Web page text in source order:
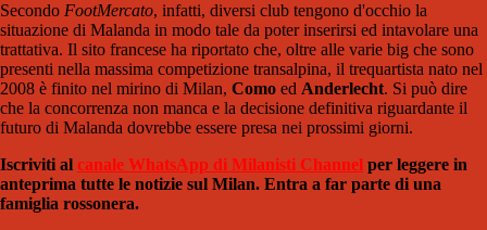
Secondo FootMercato, infatti, diversi club tengono d'occhio la
situazione di Malanda in modo tale da poter inserirsi ed intavolare una
trattativa. Il sito francese ha riportato che, oltre alle varie big che sono
presenti nella massima competizione transalpina, il trequartista nato nel
2008 è finito nel mirino di Milan, Como ed Anderlecht. Si può dire
che la concorrenza non manca e la decisione definitiva riguardante il
futuro di Malanda dovrebbe essere presa nei prossimi giorni.
Iscriviti al canale WhatsApp di Milanisti Channel per leggere in
anteprima tutte le notizie sul Milan. Entra a far parte di una
famiglia rossonera.